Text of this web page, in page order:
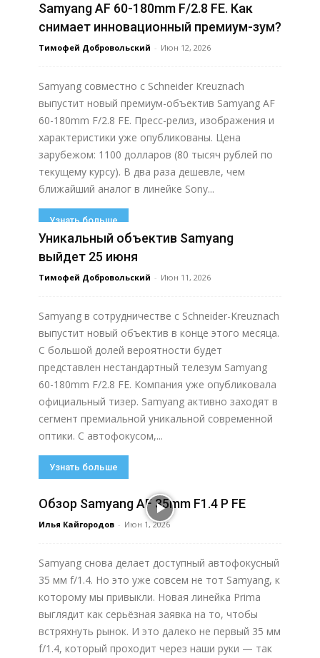
Samyang AF 60-180mm F/2.8 FE. Как
снимает инновационный премиум-зум?
Тимофей Добровольский - Июн 12, 2026
Samyang совместно с Schneider Kreuznach
выпустит новый премиум-объектив Samyang AF
60-180mm F/2.8 FE. Пресс-релиз, изображения и
характеристики уже опубликованы. Цена
зарубежом: 1100 долларов (80 тысяч рублей по
текущему курсу). В два раза дешевле, чем
ближайший аналог в линейке Sony...
Узнать больше
Уникальный объектив Samyang
выйдет 25 июня
Тимофей Добровольский - Июн 11, 2026
Samyang в сотрудничестве с Schneider-Kreuznach
выпустит новый объектив в конце этого месяца.
С большой долей вероятности будет
представлен нестандартный телезум Samyang
60-180mm F/2.8 FE. Компания уже опубликовала
официальный тизер. Samyang активно заходят в
сегмент премиальной уникальной современной
оптики. С автофокусом,...
Узнать больше
Обзор Samyang AF 35mm F1.4 P FE
Илья Кайгородов - Июн 1, 2026
Samyang снова делает доступный автофокусный
35 мм f/1.4. Но это уже совсем не тот Samyang, к
которому мы привыкли. Новая линейка Prima
выглядит как серьёзная заявка на то, чтобы
встряхнуть рынок. И это далеко не первый 35 мм
f/1.4, который проходит через наши руки — так